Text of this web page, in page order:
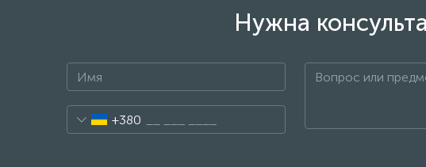
Нужна
+380